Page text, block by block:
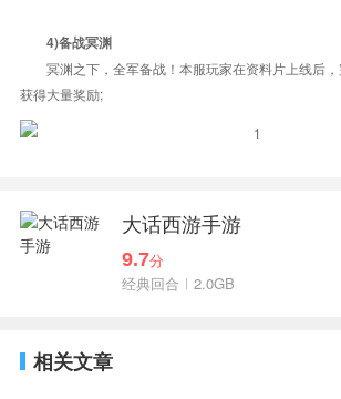
4)备战冥渊
冥渊之下，全军备战！本服玩家在资料片上线后，
获得大量奖励;
大话西游手游
9.7分
经典回合
2.0GB
相关文章